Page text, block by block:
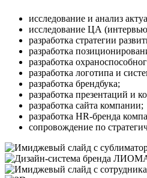
исследование и анализ
исследование ЦА
разработка стратегии
разработка
разработка
разработка логотипа и
разработка брендбука;
разработка презентаций и
разработка сайта компании;
разработка HR-бренда
сопровождение по